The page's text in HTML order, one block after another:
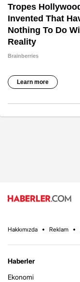
Hakkımızda Reklam
Haberler
Ekonomi